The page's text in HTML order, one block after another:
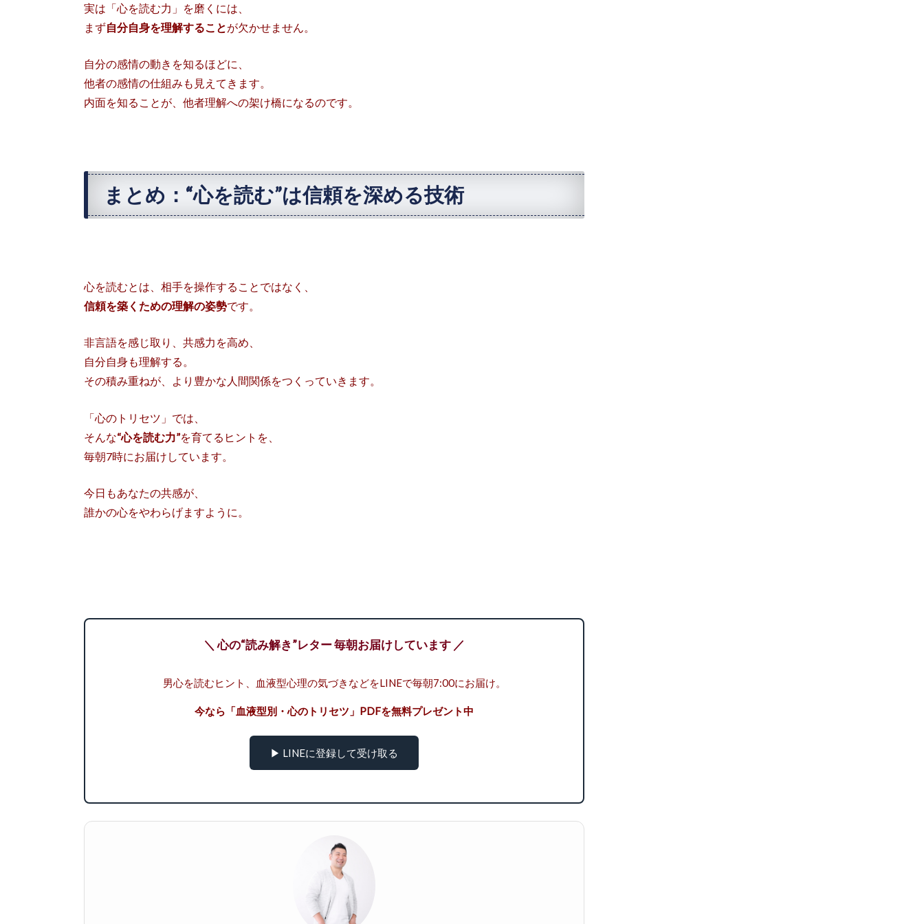
実は「心を読む力」を磨くには、
まず自分自身を理解することが欠かせません。
自分の感情の動きを知るほどに、
他者の感情の仕組みも見えてきます。
内面を知ることが、他者理解への架け橋になるのです。
まとめ：“心を読む”は信頼を深める技術
心を読むとは、相手を操作することではなく、
信頼を築くための理解の姿勢です。
非言語を感じ取り、共感力を高め、
自分自身も理解する。
その積み重ねが、より豊かな人間関係をつくっていきます。
「心のトリセツ」では、
そんな“心を読む力”を育てるヒントを、
毎朝7時にお届けしています。
今日もあなたの共感が、
誰かの心をやわらげますように。
＼ 心の“読み解き”レター 毎朝お届けしています ／
男心を読むヒント、血液型心理の気づきなどをLINEで毎朝7:00にお届け。
今なら「血液型別・心のトリセツ」PDFを無料プレゼント中
▶ LINEに登録して受け取る